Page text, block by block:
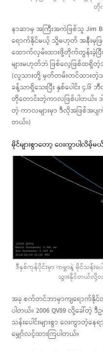
တို
နာဆာမှ အကြီးအကဲဖြစ်သူ Jim
ရောက်နိုင်မယ့် သို့မဟုတ် အနီးမှဖြ
ထောက်လှမ်းထားဖို့တိုက်တွန်းခဲ့ပြီး
များမဟုတ်ဘဲ ဖြစ်လေ့ဖြစ်ထရှိ
(လူသားတို့ မှတ်တမ်းတင်ထားတဲ့သမို
ခန့်သာရှိသေးပြီး နှစ်ပေါင်း
တိုတောင်းတဲ့ကာလဖြစ်ပါတယ်။
တဲ့ ကာလများမှာ ဒီလိုအဖြစ်အပျ
တယ်။)
မိုင်များစွာတော့ ဝေးကွာပါလိမ့်မ
ဒီနှစ်ကုန်ပိုင်းမှာ ကမ္ဘာနဲ့ မိုင်သန်းပ
သွားနိုင်တယ်လို့လ
အခု စက်တင်ဘာမှာကျရောက်နိုင်တဲ့
ပါတယ်။ 2006 QV89 လို့ခေါ်တဲ့ ဒီ
သန်းပေါင်းများစွာ ဝေးကွာ
မျှော်လင့်ထားကြပါတယ်။